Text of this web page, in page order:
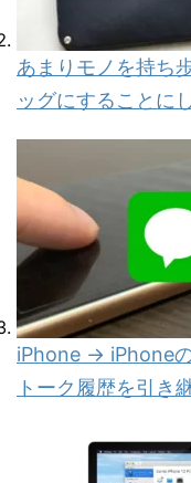
あまりモノを持ち
ッグにすることにし
iPhone → iPhone
トーク履歴を引き